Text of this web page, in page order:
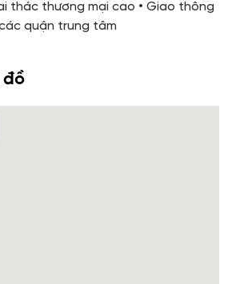
thác thương mại cao • Giao thông
quận trung tâm
đồ